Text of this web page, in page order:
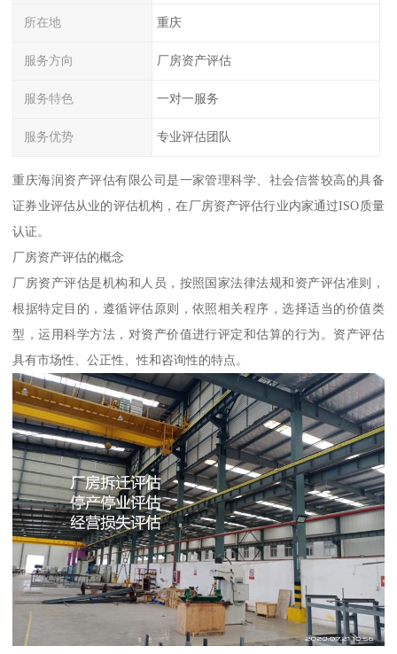
所在地 重庆
服务方向 厂房资产评估
服务特色 一对一服务
服务优势 专业评估团队
重庆海润资产评估有限公司是一家管理科学、社会信誉较高的具备
证券业评估从业的评估机构，在厂房资产评估行业内家通过ISO质量
认证。
厂房资产评估的概念
厂房资产评估是机构和人员，按照国家法律法规和资产评估准则，
根据特定目的，遵循评估原则，依照相关程序，选择适当的价值类
型，运用科学方法，对资产价值进行评定和估算的行为。资产评估
具有市场性、公正性、性和咨询性的特点。